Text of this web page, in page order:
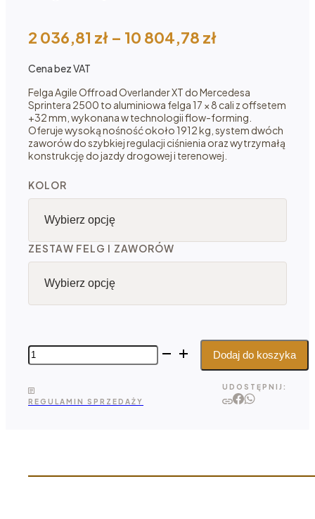
2 036,81 zł – 10 804,78 złZakres
036,81 zł
do 10
804,78 zł
Cena bez VAT
Felga Agile Offroad Overlander XT do Mercedesa
Sprintera 2500 to aluminiowa felga 17 × 8 cali z offsetem
+32 mm, wykonana w technologii flow-forming.
Oferuje wysoką nośność około 1912 kg, system dwóch
zaworów do szybkiej regulacji ciśnienia oraz wytrzymałą
konstrukcję do jazdy drogowej i terenowej.
KOLOR
ZESTAW FELG I ZAWORÓW
ilość
Agile
Overlander
XT
Dodaj do koszyka
REGULAMIN SPRZEDAŻY
UDOSTĘPNIJ: